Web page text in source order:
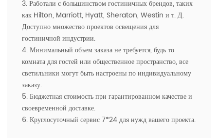
3. Работали с большинством гостиничных брендов, таких
как Hilton, Marriott, Hyatt, Sheraton, Westin и т. Д.
Доступно множество проектов освещения для
гостиничной индустрии.
4. Минимальный объем заказа не требуется, будь то
комната для гостей или общественное пространство, все
светильники могут быть настроены по индивидуальному
заказу.
5. Бюджетная стоимость при гарантированном качестве и
своевременной доставке.
6. Круглосуточный сервис 7*24 для нужд вашего проекта.